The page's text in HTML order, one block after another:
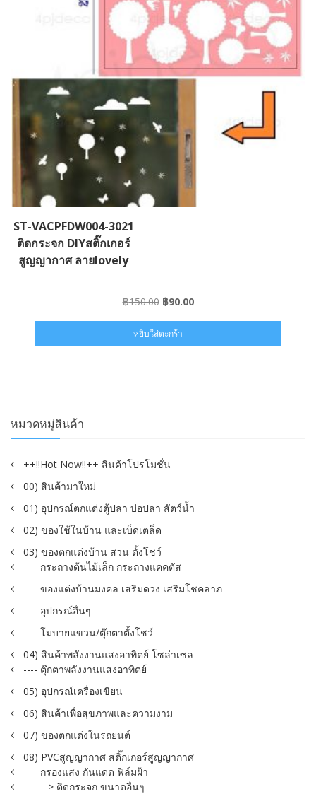
ST-VACPFDW004-3021
ติดกระจก DIYสติ๊กเกอร์
สูญญากาศ ลายlovely
฿150.00 Original
was:
฿150.00.
฿90.00Current
฿90.00.
หยิบใส่ตะกร้า
หมวดหมู่สินค้า
++!!Hot Now!!++ สินค้าโปรโมชั่น
00) สินค้ามาใหม่
01) อุปกรณ์ตกแต่งตู้ปลา บ่อปลา สัตว์น้ำ
02) ของใช้ในบ้าน และเบ็ดเตล็ด
03) ของตกแต่งบ้าน สวน ตั้งโชว์
---- กระถางต้นไม้เล็ก กระถางแคคตัส
---- ของแต่งบ้านมงคล เสริมดวง เสริมโชคลาภ
---- อุปกรณ์อื่นๆ
---- โมบายแขวน/ตุ๊กตาตั้งโชว์
04) สินค้าพลังงานแสงอาทิตย์ โซล่าเซล
---- ตุ๊กตาพลังงานแสงอาทิตย์
05) อุปกรณ์เครื่องเขียน
06) สินค้าเพื่อสุขภาพและความงาม
07) ของตกแต่งในรถยนต์
08) PVCสูญญากาศ สติ๊กเกอร์สูญญากาศ
---- กรองแสง กันแดด ฟิล์มฝ้า
-------> ติดกระจก ขนาดอื่นๆ